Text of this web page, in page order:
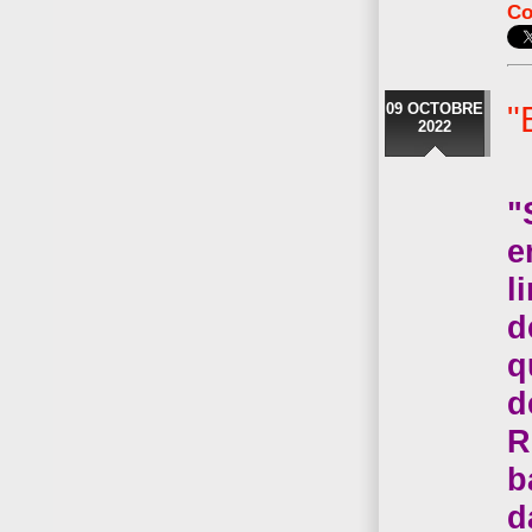
09 OCTOBRE
2022